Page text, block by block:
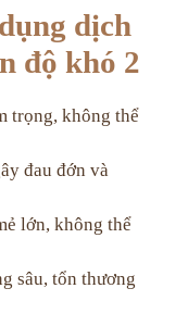
dịch
độ khó 2
trọng, không thể
đau đớn và
lớn, không thể
sâu, tổn thương